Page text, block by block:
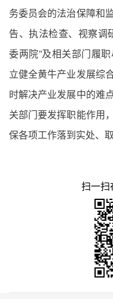
务委员会的法治保障和
告、执法检查、视察调
委两院”及相关部门履
立健全黄牛产业发展综
时解决产业发展中的难
关部门要发挥职能作用
保各项工作落到实处、取
扫一扫